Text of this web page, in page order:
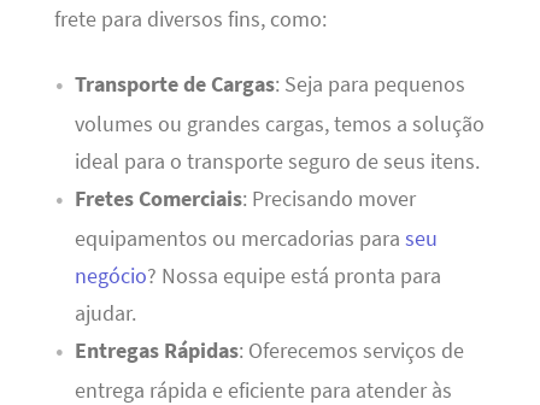
frete para diversos fins, como:
Transporte de Cargas: Seja para pequenos
volumes ou grandes cargas, temos a solução
ideal para o transporte seguro de seus itens.
Fretes Comerciais: Precisando mover
equipamentos ou mercadorias para seu
negócio? Nossa equipe está pronta para
ajudar.
Entregas Rápidas: Oferecemos serviços de
entrega rápida e eficiente para atender às